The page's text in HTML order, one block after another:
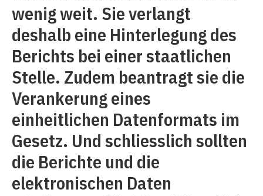
wenig weit. Sie verlangt
deshalb eine Hinterlegung des
Berichts bei einer staatlichen
Stelle. Zudem beantragt sie die
Verankerung eines
einheitlichen Datenformats im
Gesetz. Und schliesslich sollten
die Berichte und die
elektronischen Daten